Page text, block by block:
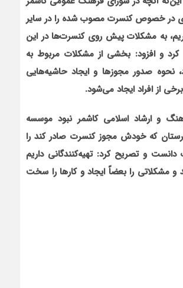
در خصوص کنسرت مصوب شده را در سایر
به مشکلات پیش روی کنسرت‌ها در این
کرد و افزود: بخشی از مشکلات مربوط به
نحوه صدور مجوزها و ایجاد حاشیه‌هایی
از افراد ایجاد می‌شود.
و ارشاد اسلامی کاشمرنبود موسسه
که خودش مجوز کنسرت صادر کند را
دانست و تصریح کرد: تهیه‌کنندگانی داریم
و مشکلاتی را بعضاً ایجاد و کارها را سخت